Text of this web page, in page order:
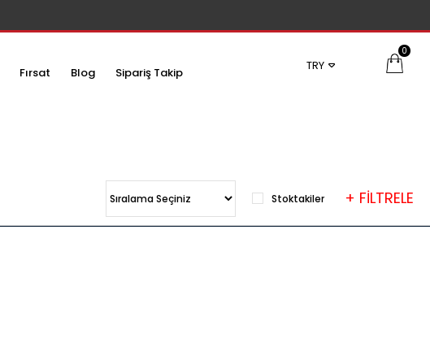
0
TRY
Fırsat Blog Sipariş Takip
Stoktakiler + FİLTRELE